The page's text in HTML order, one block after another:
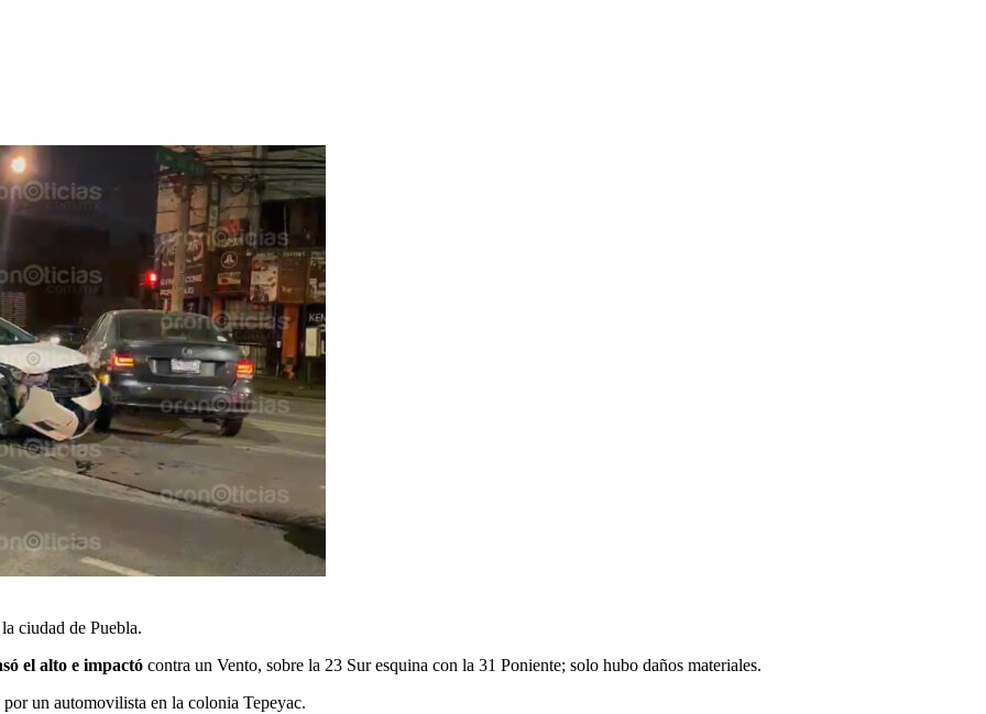
ciudad de Puebla.
el alto e impactó contra un Vento, sobre la 23 Sur esquina con la 31 Poniente; solo hubo daños materiales.
un automovilista en la colonia Tepeyac.